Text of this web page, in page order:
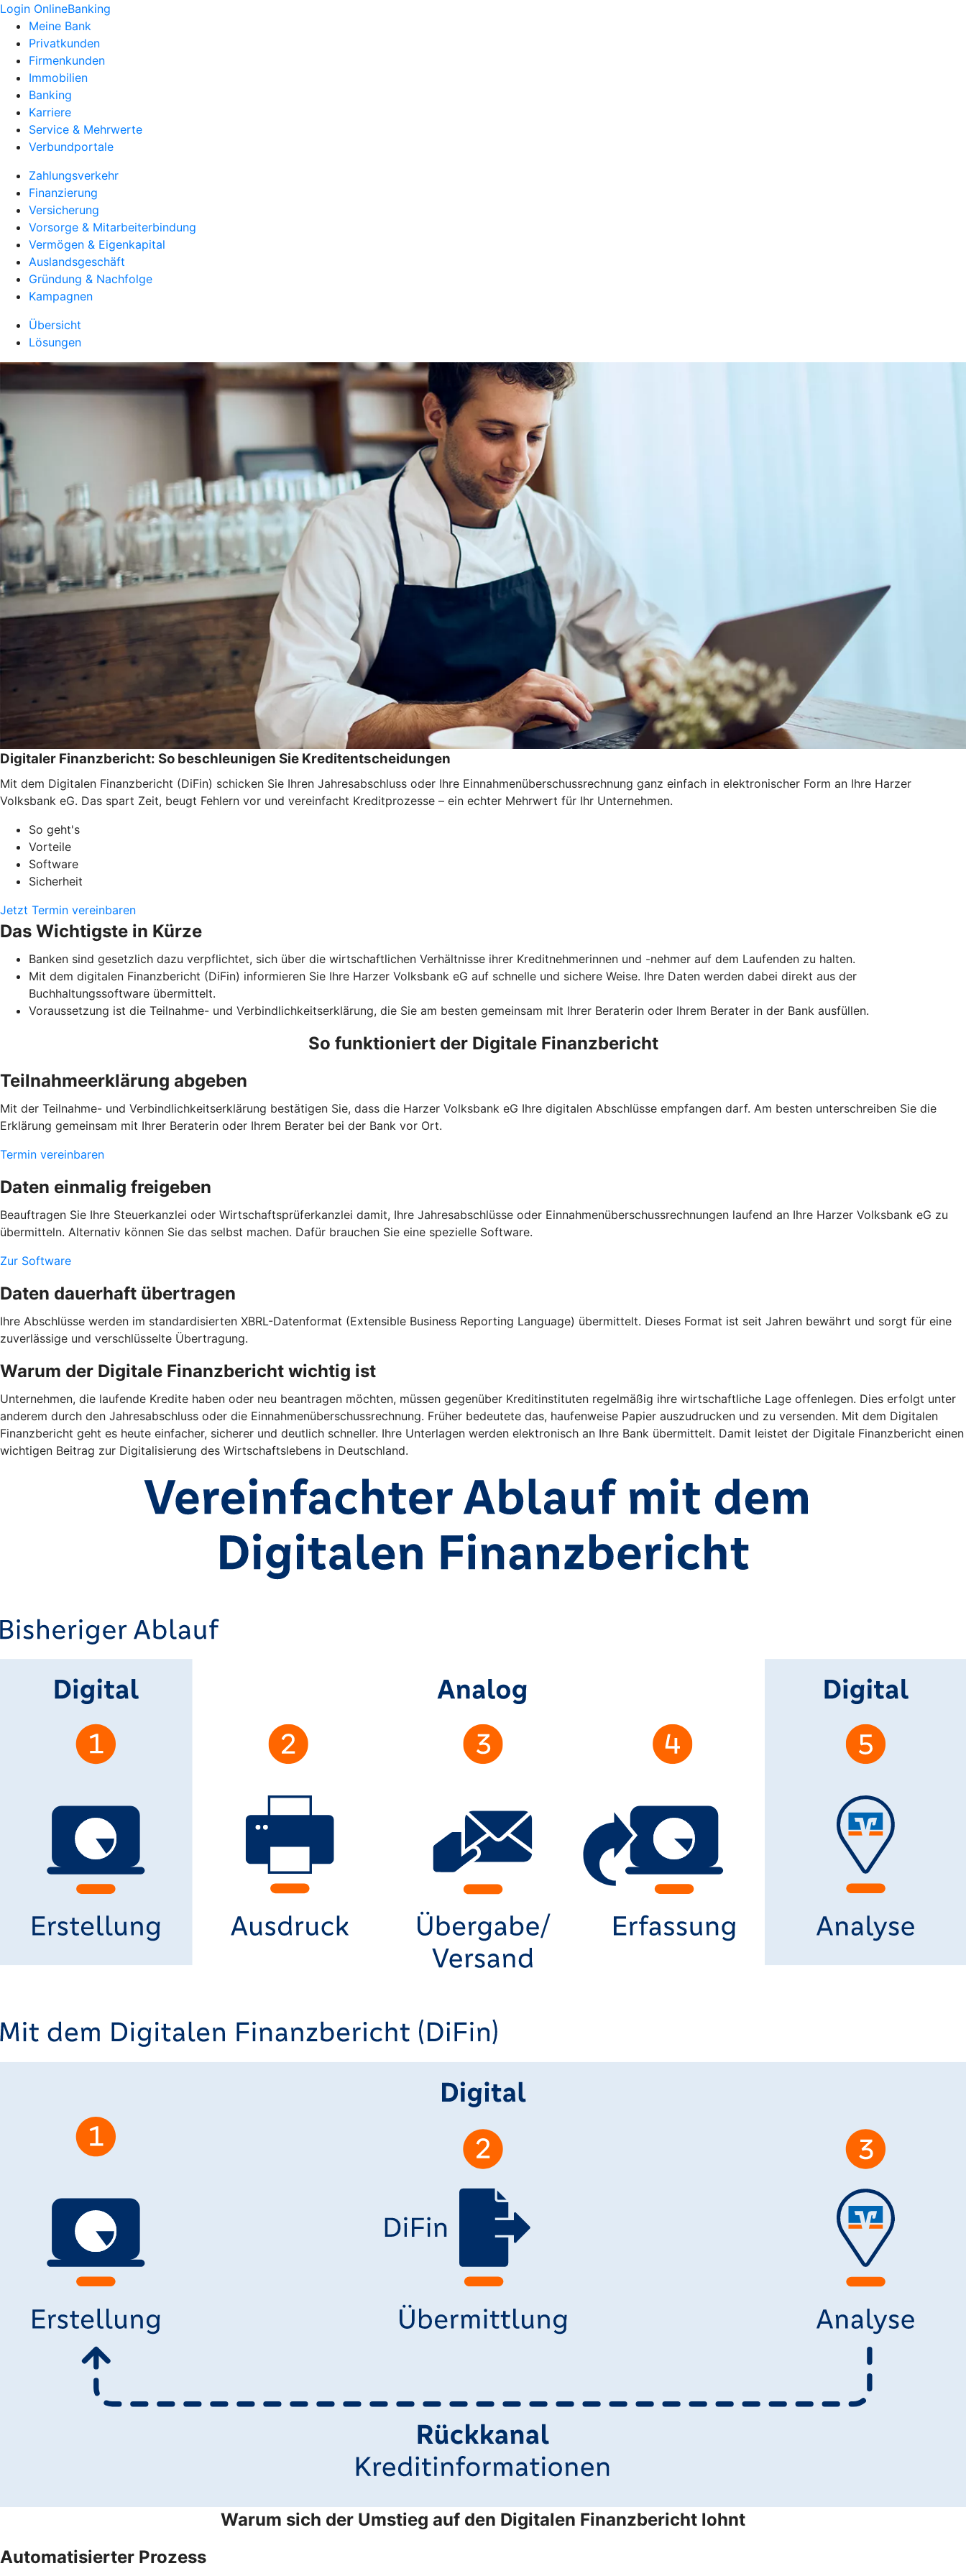
Login OnlineBanking
Meine Bank
Privatkunden
Firmenkunden
Immobilien
Banking
Karriere
Service & Mehrwerte
Verbundportale
Zahlungsverkehr
Finanzierung
Versicherung
Vorsorge & Mitarbeiterbindung
Vermögen & Eigenkapital
Auslandsgeschäft
Gründung & Nachfolge
Kampagnen
Übersicht
Lösungen
Digitaler Finanzbericht: So beschleunigen Sie Kreditentscheidungen
Mit dem Digitalen Finanzbericht (DiFin) schicken Sie Ihren Jahresabschluss oder Ihre Einnahmenüberschussrechnung ganz einfach in elektronischer Form an Ihre Harzer
Volksbank eG. Das spart Zeit, beugt Fehlern vor und vereinfacht Kreditprozesse – ein echter Mehrwert für Ihr Unternehmen.
So geht's
Vorteile
Software
Sicherheit
Jetzt Termin vereinbaren
Das Wichtigste in Kürze
Banken sind gesetzlich dazu verpflichtet, sich über die wirtschaftlichen Verhältnisse ihrer Kreditnehmerinnen und -nehmer auf dem Laufenden zu halten.
Mit dem digitalen Finanzbericht (DiFin) informieren Sie Ihre Harzer Volksbank eG auf schnelle und sichere Weise. Ihre Daten werden dabei direkt aus der
Buchhaltungssoftware übermittelt.
Voraussetzung ist die Teilnahme- und Verbindlichkeitserklärung, die Sie am besten gemeinsam mit Ihrer Beraterin oder Ihrem Berater in der Bank ausfüllen.
So funktioniert der Digitale Finanzbericht
Teilnahmeerklärung abgeben
Mit der Teilnahme- und Verbindlichkeitserklärung bestätigen Sie, dass die Harzer Volksbank eG Ihre digitalen Abschlüsse empfangen darf. Am besten unterschreiben Sie die
Erklärung gemeinsam mit Ihrer Beraterin oder Ihrem Berater bei der Bank vor Ort.
Termin vereinbaren
Daten einmalig freigeben
Beauftragen Sie Ihre Steuerkanzlei oder Wirtschaftsprüferkanzlei damit, Ihre Jahresabschlüsse oder Einnahmenüberschussrechnungen laufend an Ihre Harzer Volksbank eG zu
übermitteln. Alternativ können Sie das selbst machen. Dafür brauchen Sie eine spezielle Software.
Zur Software
Daten dauerhaft übertragen
Ihre Abschlüsse werden im standardisierten XBRL-Datenformat (Extensible Business Reporting Language) übermittelt. Dieses Format ist seit Jahren bewährt und sorgt für eine
zuverlässige und verschlüsselte Übertragung.
Warum der Digitale Finanzbericht wichtig ist
Unternehmen, die laufende Kredite haben oder neu beantragen möchten, müssen gegenüber Kreditinstituten regelmäßig ihre wirtschaftliche Lage offenlegen. Dies erfolgt unter
anderem durch den Jahresabschluss oder die Einnahmenüberschussrechnung. Früher bedeutete das, haufenweise Papier auszudrucken und zu versenden. Mit dem Digitalen
Finanzbericht geht es heute einfacher, sicherer und deutlich schneller. Ihre Unterlagen werden elektronisch an Ihre Bank übermittelt. Damit leistet der Digitale Finanzbericht einen
wichtigen Beitrag zur Digitalisierung des Wirtschaftslebens in Deutschland.
Warum sich der Umstieg auf den Digitalen Finanzbericht lohnt
Automatisierter Prozess